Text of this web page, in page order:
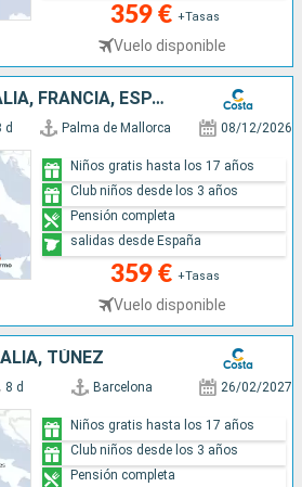
359 € +Tasas
Vuelo disponible
ISLAS BALEARES, ITALIA, FRANCIA, ESPAÑA
d Palma de Mallorca 08/12/2026
359 € +Tasas
Vuelo disponible
Niños gratis hasta los 17 años
Club niños desde los 3 años
Pensión completa
salidas desde España
TÚNEZ
8 d Barcelona 26/02/2027
Niños gratis hasta los 17 años
Club niños desde los 3 años
Pensión completa